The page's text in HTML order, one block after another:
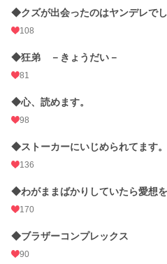
◆クズが出会ったのはヤンデレでし
108
◆狂弟 －きょうだい－
81
◆心、読めます。
98
◆ストーカーにいじめられてます。
136
◆わがままばかりしていたら愛想を
170
◆ブラザーコンプレックス
90